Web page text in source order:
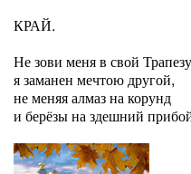
КРАЙ.
Не зови меня в свой
я заманен мечтою другой,
не меняя алмаз на корунд
и берёзы на здешний